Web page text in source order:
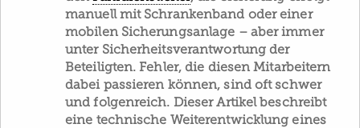
manuell mit Schrankenband oder einer
mobilen Sicherungsanlage – aber immer
unter Sicherheitsverantwortung der
Beteiligten. Fehler, die diesen Mitarbeitern
dabei passieren können, sind oft schwer
und folgenreich. Dieser Artikel beschreibt
eine technische Weiterentwicklung eines